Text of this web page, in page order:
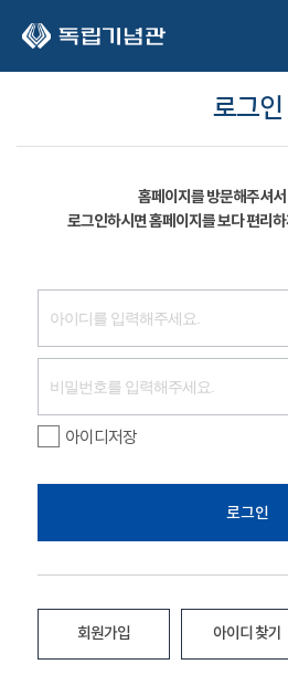
로그인
홈페이지를 방문해주셔
로그인하시면 홈페이지를 보다 편리
아이디저장
로그인
회원가입 아이디 찾기